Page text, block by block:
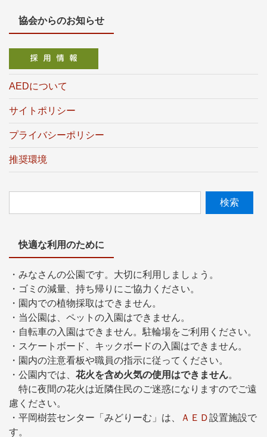
協会からのお知らせ
AEDについて
サイトポリシー
プライバシーポリシー
推奨環境
快適な利用のために
・みなさんの公園です。大切に利用しましょう。
・ゴミの減量、持ち帰りにご協力ください。
・園内での植物採取はできません。
・当公園は、ペットの入園はできません。
・自転車の入園はできません。駐輪場をご利用ください。
・スケートボード、キックボードの入園はできません。
・園内の注意看板や職員の指示に従ってください。
・公園内では、 花火を含め火気の使用はできません。
特に夜間の花火は近隣住民のご迷惑になりますのでご遠
慮ください。
・平岡樹芸センター「みどりーむ」は、
ＡＥＤ設置施設で
す。